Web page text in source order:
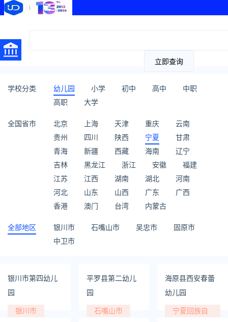
立即查询
学校分类 幼儿园 小学 初中 高中
中职
高职
大学
全国省市 北京 上海 天津 重庆
云南
贵州
四川 陕西 宁夏
甘肃
青海
新疆 西藏 海南
辽宁
吉林
黑龙江 浙江 安徽
福建
江苏
江西 湖南 湖北
河南
河北
山东 山西 广东
广西
香港
澳门 台湾 内蒙古
全部地区 银川市 石嘴山市 吴忠市
固原市
中卫市
银川市第四幼儿
园
银川市
平罗县第二幼儿
园
石嘴山市
海原县西安春蕾
幼儿园
宁夏回族自